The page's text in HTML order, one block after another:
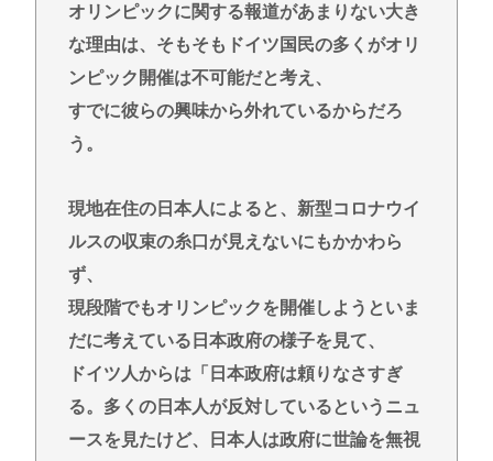
オリンピックに関する報道があまりない大き
な理由は、そもそもドイツ国民の多くがオリ
ンピック開催は不可能だと考え、
すでに彼らの興味から外れているからだろ
う。
現地在住の日本人によると、新型コロナウイ
ルスの収束の糸口が見えないにもかかわら
ず、
現段階でもオリンピックを開催しようといま
だに考えている日本政府の様子を見て、
ドイツ人からは「日本政府は頼りなさすぎ
る。多くの日本人が反対しているというニュ
ースを見たけど、日本人は政府に世論を無視